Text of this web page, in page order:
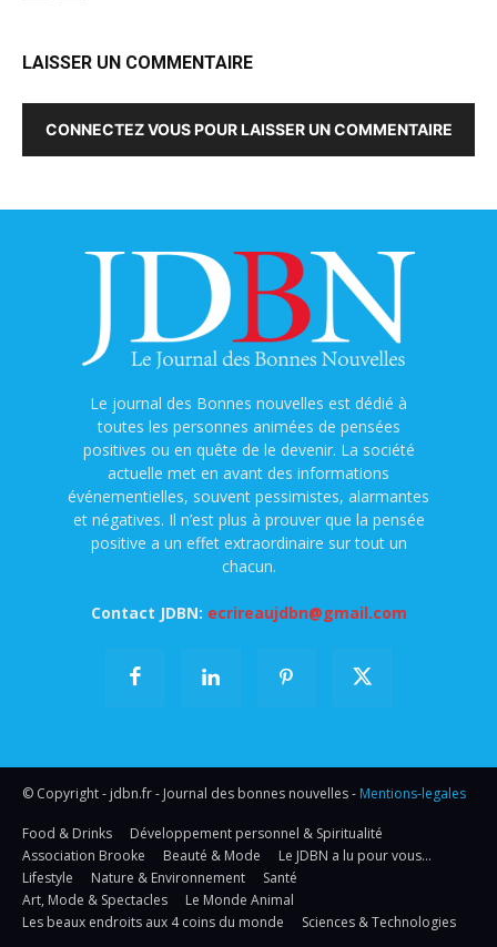
LAISSER UN COMMENTAIRE
CONNECTEZ VOUS POUR LAISSER UN COMMENTAIRE
Le journal des Bonnes nouvelles est dédié à
toutes les personnes animées de pensées
positives ou en quête de le devenir. La société
actuelle met en avant des informations
événementielles, souvent pessimistes, alarmantes
et négatives. Il n’est plus à prouver que la pensée
positive a un effet extraordinaire sur tout un
chacun.
Contact JDBN: ecrireaujdbn@gmail.com
© Copyright - jdbn.fr - Journal des bonnes nouvelles - Mentions-legales
Food & Drinks
Développement personnel & Spiritualité
Association Brooke
Beauté & Mode
Le JDBN a lu pour vous…
Lifestyle
Nature & Environnement
Santé
Art, Mode & Spectacles
Le Monde Animal
Les beaux endroits aux 4 coins du monde
Sciences & Technologies